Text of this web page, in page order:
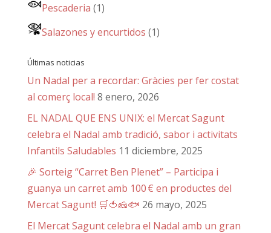
Pescaderia (1)
Salazones y encurtidos (1)
Últimas noticias
Un Nadal per a recordar: Gràcies per fer costat
al comerç local! 8 enero, 2026
EL NADAL QUE ENS UNIX: el Mercat Sagunt
celebra el Nadal amb tradició, sabor i activitats
Infantils Saludables 11 diciembre, 2025
🎉 Sorteig “Carret Ben Plenet” – Participa i
guanya un carret amb 100 € en productes del
Mercat Sagunt! 🛒🍅🧀🐟 26 mayo, 2025
El Mercat Sagunt celebra el Nadal amb un gran